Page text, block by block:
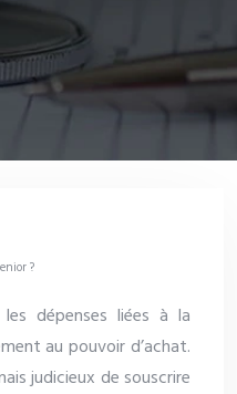
?
dépenses liées à la
au pouvoir d’achat.
judicieux de souscrire